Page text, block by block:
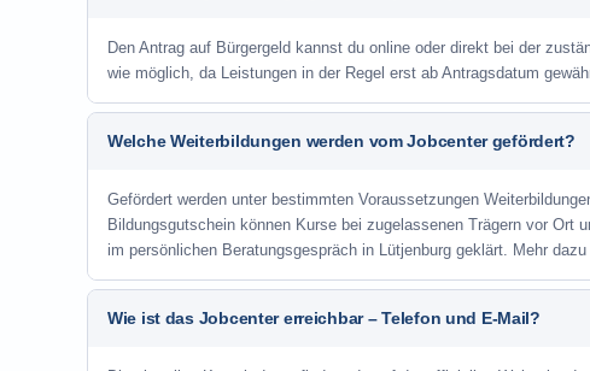
Den Antrag auf Bürgergeld kannst du online oder direkt bei der
wie möglich, da Leistungen in der Regel erst ab Antragsdatum
Welche Weiterbildungen werden vom Jobcenter gefördert?
Gefördert werden unter bestimmten Voraussetzungen
Bildungsgutschein können Kurse bei zugelassenen Trägern vor Ort
im persönlichen Beratungsgespräch in Lütjenburg geklärt. Mehr
Wie ist das Jobcenter erreichbar – Telefon und E-Mail?